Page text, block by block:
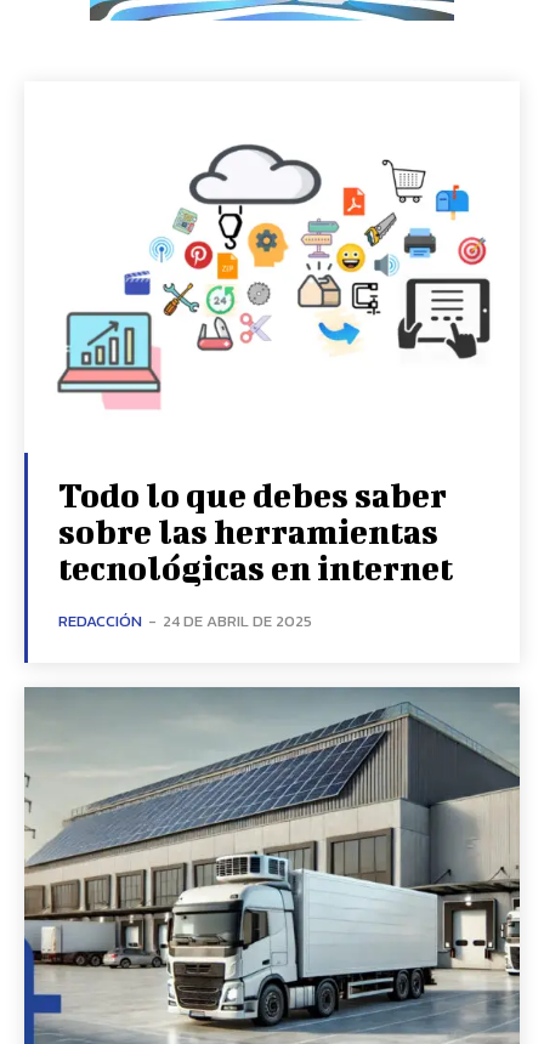
Todo lo que debes saber
sobre las herramientas
tecnológicas en internet
REDACCIÓN - 24 DE ABRIL DE 2025